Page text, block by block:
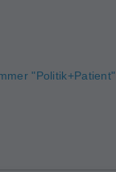
"Politik+Patient"